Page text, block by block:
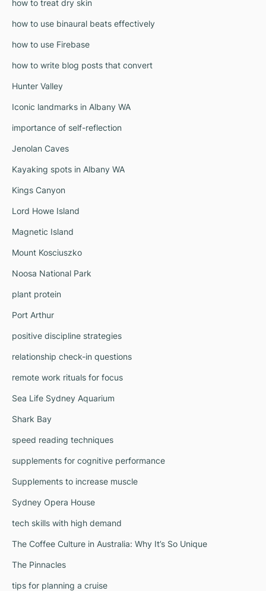
how to treat dry skin
how to use binaural beats effectively
how to use Firebase
how to write blog posts that convert
Hunter Valley
Iconic landmarks in Albany WA
importance of self-reflection
Jenolan Caves
Kayaking spots in Albany WA
Kings Canyon
Lord Howe Island
Magnetic Island
Mount Kosciuszko
Noosa National Park
plant protein
Port Arthur
positive discipline strategies
relationship check-in questions
remote work rituals for focus
Sea Life Sydney Aquarium
Shark Bay
speed reading techniques
supplements for cognitive performance
Supplements to increase muscle
Sydney Opera House
tech skills with high demand
The Coffee Culture in Australia: Why It’s So Unique
The Pinnacles
tips for planning a cruise